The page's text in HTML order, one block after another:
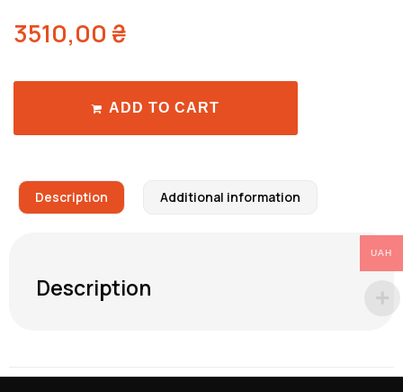
3510,00 ₴
ADD TO CART
Description Additional information
Description
UAH